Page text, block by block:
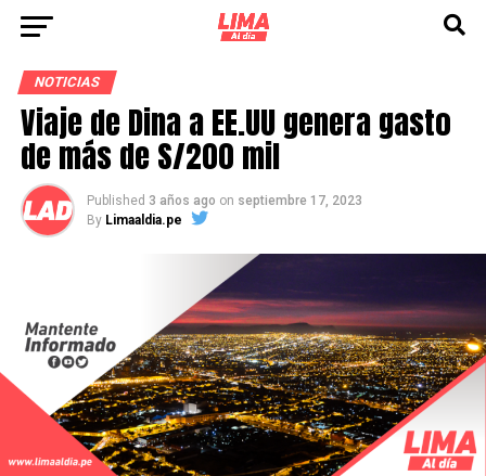
NOTICIAS
Viaje de Dina a EE.UU genera gasto
de más de S/200 mil
Published 3 años ago on septiembre 17, 2023
By Limaaldia.pe